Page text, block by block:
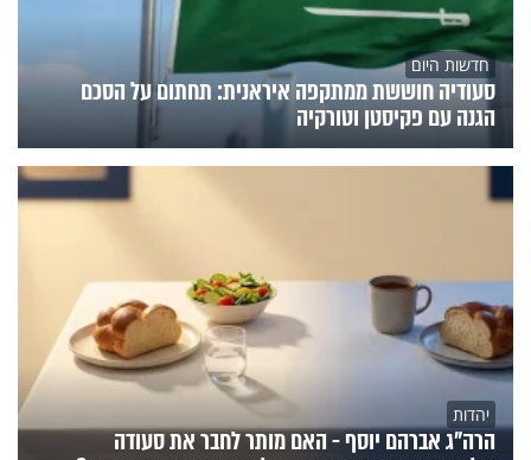
חדשות היום
סעודיה חוששת ממתקפה איראנית: תחתום על הסכם
הגנה עם פקיסטן וטורקיה
יהדות
הרה"ג אברהם יוסף - האם מותר לחבר את סעודה